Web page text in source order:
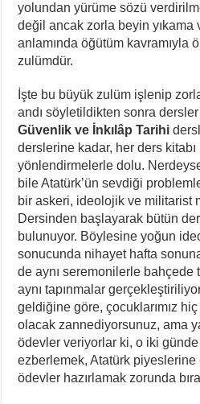
yolundan yürüme sözü
değil ancak zorla beyin yıkama
anlamında öğütüm kavramıyla
zulümdür.
İşte bu büyük zulüm işlenip
andı söyletildikten sonra dersler
Güvenlik ve İnkılâp Tarihi
derslerine kadar, her ders
yönlendirmelerle dolu.
bile Atatürk’ün sevdiği
bir askeri, ideolojik ve militarist
Dersinden başlayarak bütün
bulunuyor. Böylesine yoğun
sonucunda nihayet hafta
de aynı seremonilerle bahçede
aynı tapınmalar
geldiğine göre, çocuklarımız
olacak zannediyorsunuz, ama
ödevler veriyorlar ki, o iki
ezberlemek, Atatürk piyeslerine
ödevler hazırlamak zorunda